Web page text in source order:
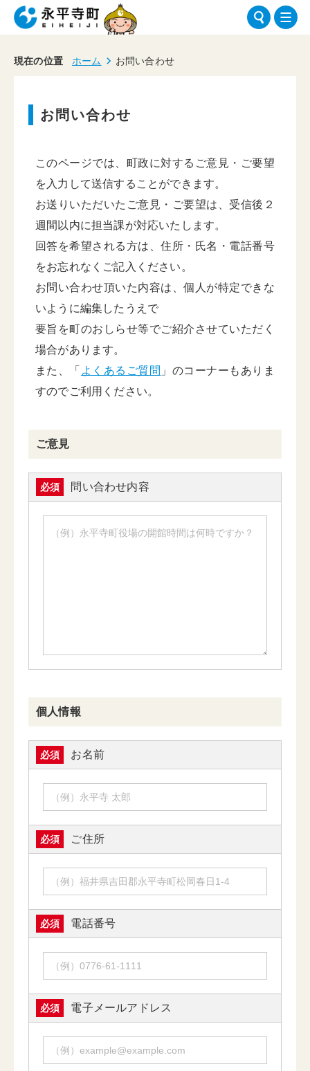
現在の位置 ホーム お問い合わせ
お問い合わせ
このページでは、町政に対するご意見・ご要望
を入力して送信することができます。
お送りいただいたご意見・ご要望は、受信後２
週間以内に担当課が対応いたします。
回答を希望される方は、住所・氏名・電話番号
をお忘れなくご記入ください。
お問い合わせ頂いた内容は、個人が特定できな
いように編集したうえで
要旨を町のおしらせ等でご紹介させていただく
場合があります。
また、「 よくあるご質問 」のコーナーもありま
すのでご利用ください。
ご意見
必須 問い合わせ内容
個人情報
必須 お名前
必須 ご住所
必須 電話番号
必須 電子メールアドレス